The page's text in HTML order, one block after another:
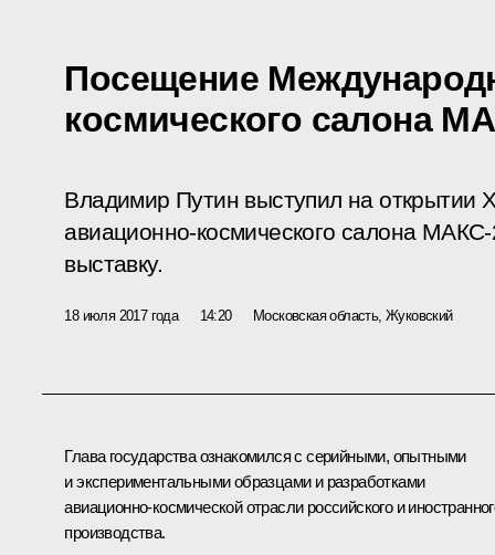
Посещение
космического салона
Владимир Путин выступил на открытии
авиационно-космического салона
выставку.
18 июля 2017 года 14:20 Московская область, Жуковский
Глава государства ознакомился с серийными, опытными
и экспериментальными образцами и разработками
авиационно-космической отрасли российского и
производства.